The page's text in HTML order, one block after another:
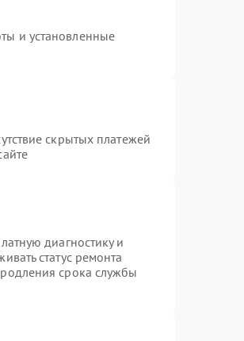
и установленные
скрытых платежей
диагностику и
статус ремонта
срока службы